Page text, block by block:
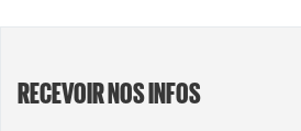
RECEVOIR NOS INFOS